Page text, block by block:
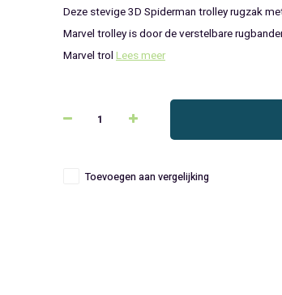
Deze stevige 3D Spiderman trolley rugzak
Marvel trolley is door de verstelbare
Marvel trol Lees meer
Toevoegen aan vergelijking